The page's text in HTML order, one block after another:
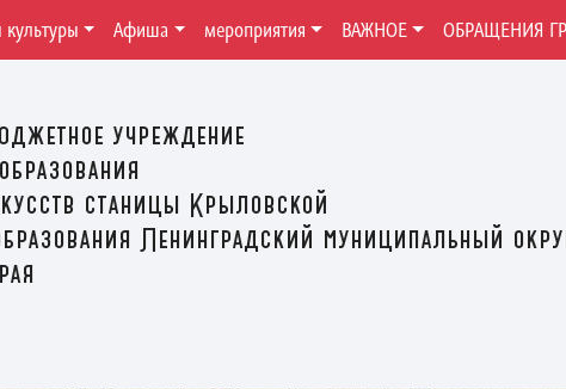
учреждение
станицы Крыловской
Ленинградский муниципальный
Афиша мероприятия ВАЖНОЕ ОБРАЩЕНИЯ